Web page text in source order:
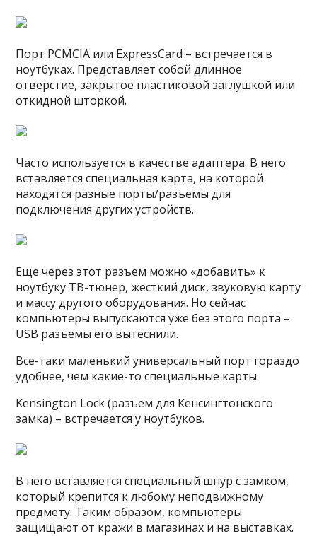
Порт PCMCIA или ExpressCard – встречается в
ноутбуках. Представляет собой длинное
отверстие, закрытое пластиковой заглушкой или
откидной шторкой.
Часто используется в качестве адаптера. В него
вставляется специальная карта, на которой
находятся разные порты/разъемы для
подключения других устройств.
Еще через этот разъем можно «добавить» к
ноутбуку ТВ-тюнер, жесткий диск, звуковую карту
и массу другого оборудования. Но сейчас
компьютеры выпускаются уже без этого порта –
USB разъемы его вытеснили.
Все-таки маленький универсальный порт гораздо
удобнее, чем какие-то специальные карты.
Kensington Lock (разъем для Кенсингтонского
замка) – встречается у ноутбуков.
В него вставляется специальный шнур с замком,
который крепится к любому неподвижному
предмету. Таким образом, компьютеры
защищают от кражи в магазинах и на выставках.